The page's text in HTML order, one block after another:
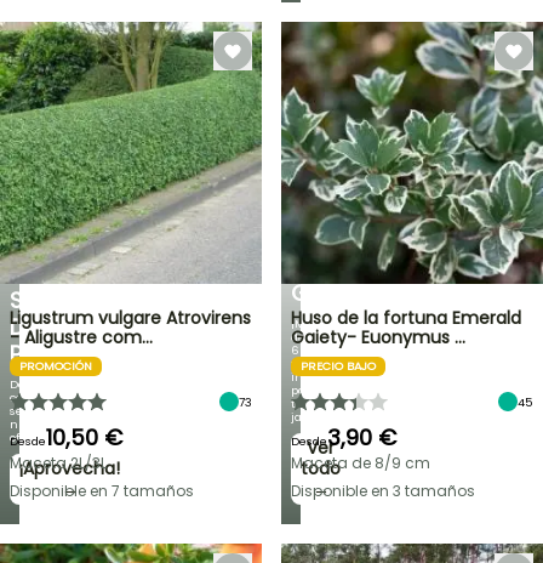
OFERTA
RELÁMPAGO
¡HASTA
UN
30
%
DE
DESCUENTO
EN
UNA
SELECCIÓN
DE
PLANTAS!
Descubre
cada
semana
nuevas
ofertas
¡Aprovecha!
→
BULBOS
DE
PRIMAVERA
NOVEDADES
IRIS
GERMANICA
¡Más
de
60
variedades
inéditas
para
tu
jardín!
Ver
todo
→
Ligustrum vulgare Atrovirens
- Aligustre com…
PROMOCIÓN
73
Desde10,50 €
Maceta 2L/3L
Disponible en 7 tamaños
Huso de la fortuna Emerald
Gaiety- Euonymus …
PRECIO BAJO
45
Desde3,90 €
Maceta de 8/9 cm
Disponible en 3 tamaños